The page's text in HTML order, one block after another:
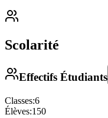
Scolarité
Effectifs Étudiants
Classes:6
Élèves:150